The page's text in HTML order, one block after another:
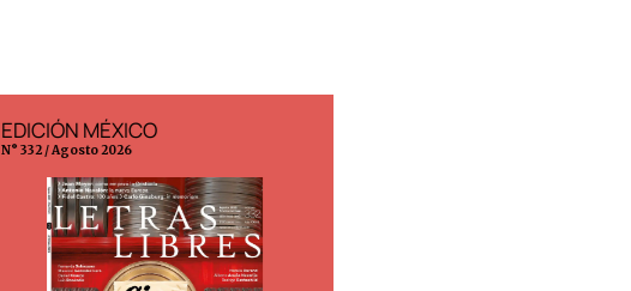
EDICIÓN MÉXICO
N° 332 / Agosto 2026